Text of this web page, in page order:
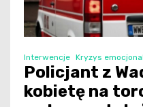
Interwencje Kryzys
Policjant z
kobietę na